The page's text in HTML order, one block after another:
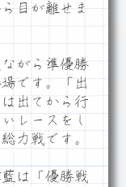
目が離せま
がら準優勝
です。「出
出てから行
レースをし
力戦です。
は「優勝戦